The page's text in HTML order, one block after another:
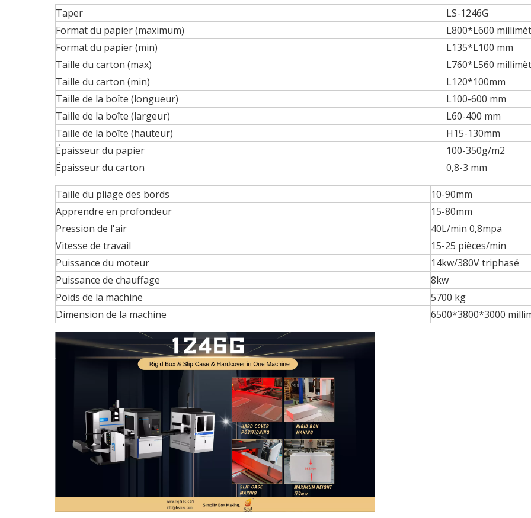
Taper
LS-1246G
Format du papier (maximum)
L800*L600
Format du papier (min)
L135*L100 mm
Taille du carton (max)
L760*L560
Taille du carton (min)
L120*100mm
Taille de la boîte (longueur)
L100-600 mm
Taille de la boîte (largeur)
L60-400 mm
Taille de la boîte (hauteur)
H15-130mm
Épaisseur du papier
100-350g/m2
Épaisseur du carton
0,8-3 mm
Taille du pliage des bords
10-90mm
Apprendre en profondeur
15-80mm
Pression de l'air
40L/min 0,8mpa
Vitesse de travail
15-25 pièces/min
Puissance du moteur
14kw/380V triphasé
Puissance de chauffage
8kw
Poids de la machine
5700 kg
Dimension de la machine
6500*3800*3000